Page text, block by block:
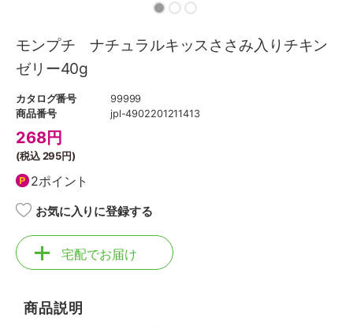
モンプチ ナチュラルキッスささみ入りチキン
ゼリー40g
カタログ番号
99999
商品番号
jpl-4902201211413
268円
(税込295円)
2ポイント
お気に入りに登録する
宅配でお届け
商品説明